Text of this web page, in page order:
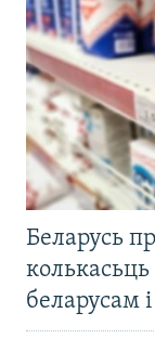
Беларусь
беларусам